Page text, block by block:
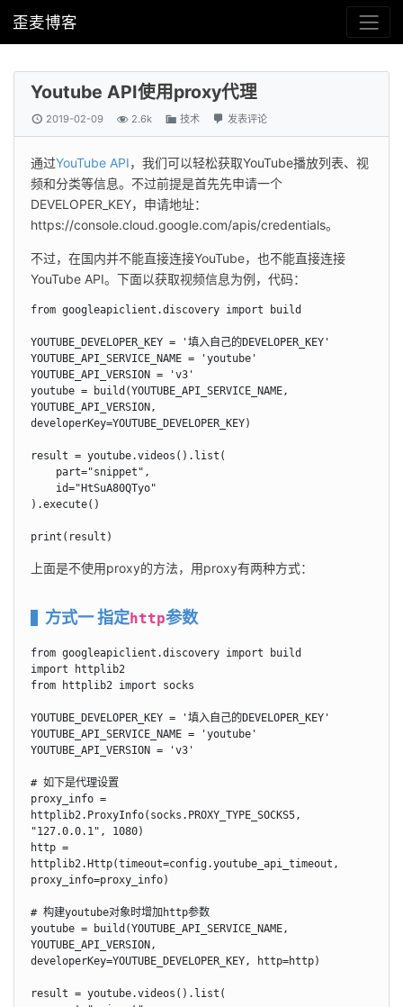
歪麦博客
Youtube API使用proxy代理
2019-02-09 2.6k 技术 发表评论
通过YouTube API，我们可以轻松获取YouTube播放列表、视
频和分类等信息。不过前提是首先先申请一个
DEVELOPER_KEY，申请地址：
https://console.cloud.google.com/apis/credentials。
不过，在国内并不能直接连接YouTube，也不能直接连接
YouTube API。下面以获取视频信息为例，代码：
from googleapiclient.discovery import build
YOUTUBE_DEVELOPER_KEY = '填入自己的DEVELOPER_KEY'
YOUTUBE_API_SERVICE_NAME = 'youtube'
YOUTUBE_API_VERSION = 'v3'
youtube = build(YOUTUBE_API_SERVICE_NAME,
YOUTUBE_API_VERSION,
developerKey=YOUTUBE_DEVELOPER_KEY)
result = youtube.videos().list(
).execute()
print(result)
上面是不使用proxy的方法，用proxy有两种方式：
方式一 指定http参数
from googleapiclient.discovery import build
import httplib2
from httplib2 import socks
YOUTUBE_DEVELOPER_KEY = '填入自己的DEVELOPER_KEY'
YOUTUBE_API_SERVICE_NAME = 'youtube'
YOUTUBE_API_VERSION = 'v3'
# 如下是代理设置
proxy_info =
httplib2.ProxyInfo(socks.PROXY_TYPE_SOCKS5,
"127.0.0.1", 1080)
http =
httplib2.Http(timeout=config.youtube_api_timeout,
proxy_info=proxy_info)
# 构建youtube对象时增加http参数
youtube = build(YOUTUBE_API_SERVICE_NAME,
YOUTUBE_API_VERSION,
developerKey=YOUTUBE_DEVELOPER_KEY, http=http)
result = youtube.videos().list(